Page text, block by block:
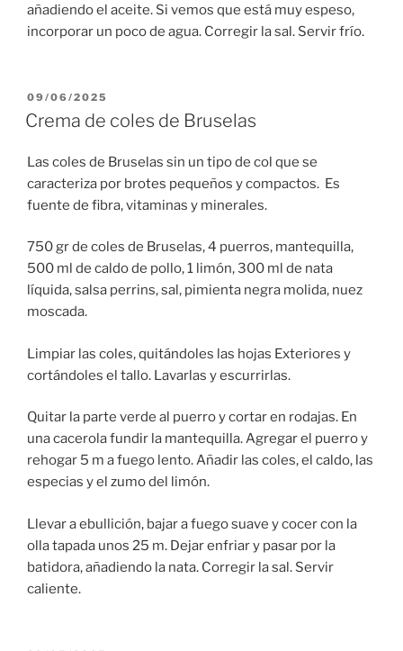
añadiendo el aceite. Si vemos que está muy espeso,
incorporar un poco de agua. Corregir la sal. Servir frío.
PUBLICADO
EL
09/06/2025
Crema de coles de Bruselas
Las coles de Bruselas sin un tipo de col que se
caracteriza por brotes pequeños y compactos. Es
fuente de fibra, vitaminas y minerales.
750 gr de coles de Bruselas, 4 puerros, mantequilla,
500 ml de caldo de pollo, 1 limón, 300 ml de nata
líquida, salsa perrins, sal, pimienta negra molida, nuez
moscada.
Limpiar las coles, quitándoles las hojas Exteriores y
cortándoles el tallo. Lavarlas y escurrirlas.
Quitar la parte verde al puerro y cortar en rodajas. En
una cacerola fundir la mantequilla. Agregar el puerro y
rehogar 5 m a fuego lento. Añadir las coles, el caldo, las
especias y el zumo del limón.
Llevar a ebullición, bajar a fuego suave y cocer con la
olla tapada unos 25 m. Dejar enfriar y pasar por la
batidora, añadiendo la nata. Corregir la sal. Servir
caliente.